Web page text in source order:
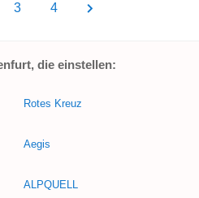
3 4
die einstellen:
Rotes Kreuz
Aegis
ALPQUELL